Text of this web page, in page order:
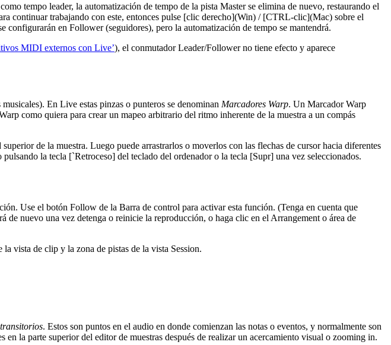
tempo leader, la automatización de tempo de la pista Master se elimina de nuevo, restaurando el
continuar trabajando con este, entonces pulse [clic derecho](Win) / [CTRL-clic](Mac) sobre el
en Follower (seguidores), pero la automatización de tempo se mantendrá.
MIDI externos con Live’), el conmutador Leader/Follower no tiene efecto y aparece
En Live estas pinzas o punteros se denominan Marcadores Warp. Un Marcador Warp
como quiera para crear un mapeo arbitrario del ritmo inherente de la muestra a un compás
de la muestra. Luego puede arrastrarlos o moverlos con las flechas de cursor hacia diferentes
la tecla [`Retroceso] del teclado del ordenador o la tecla [Supr] una vez seleccionados.
Use el botón Follow de la Barra de control para activar esta función. (Tenga en cuenta que
de nuevo una vez detenga o reinicie la reproducción, o haga clic en el Arrangement o área de
vista de clip y la zona de pistas de la vista Session.
transitorios. Estos son puntos en el audio en donde comienzan las notas o eventos, y normalmente son
la parte superior del editor de muestras después de realizar un acercamiento visual o zooming in.